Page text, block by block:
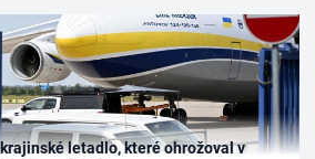
letadlo, které ohrožoval v